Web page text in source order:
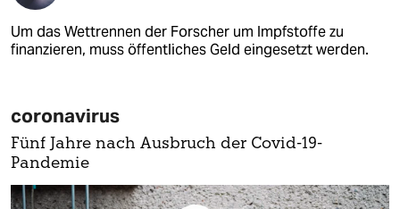
Um das Wettrennen der Forscher um Impfstoffe zu
finanzieren, muss öffentliches Geld eingesetzt werden.
coronavirus
Fünf Jahre nach Ausbruch der Covid-19-
Pandemie